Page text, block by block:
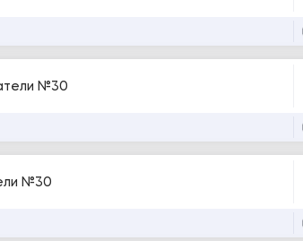
Samsung Internet 12.* | User Agents | Юзер Агенты | Настоящие пользователи №30
№30